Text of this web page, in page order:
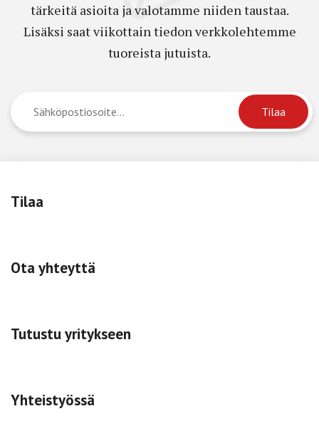
tärkeitä asioita ja valotamme niiden taustaa.
Lisäksi saat viikottain tiedon verkkolehtemme
tuoreista jutuista.
Tilaa
Ota yhteyttä
Tutustu yritykseen
Yhteistyössä